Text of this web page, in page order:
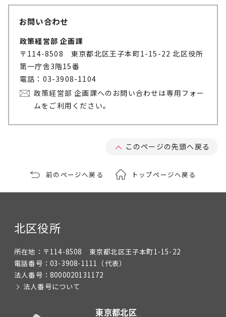
お問い合わせ
政策経営部 企画課
〒114-8508 東京都北区王子本町1-15-22 北区役所
第一庁舎3階15番
電話：03-3908-1104
政策経営部 企画課へのお問い合わせは専用フォー
ムをご利用ください。
このページの先頭へ戻る
前のページへ戻る トップページへ戻る
北区役所
所在地： 〒114-8508 東京都北区王子本町1-15-22
電話番号： 03-3908-1111 （代表）
法人番号： 8000020131172
法人番号について